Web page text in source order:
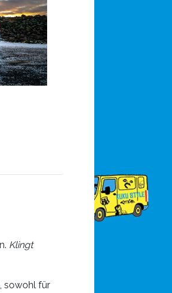
Klingt
, sowohl für